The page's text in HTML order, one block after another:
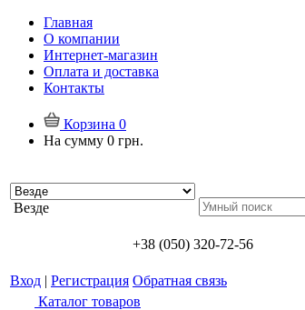
Главная
О компании
Интернет-магазин
Оплата и доставка
Контакты
Корзина 0
На сумму 0 грн.
Везде
+38 (050) 320-72-56
Вход | Регистрация Обратная связь
Каталог товаров